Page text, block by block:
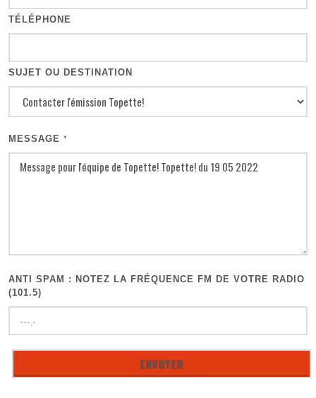
TÉLÉPHONE
SUJET OU DESTINATION
MESSAGE *
ANTI SPAM : NOTEZ LA FRÉQUENCE FM DE VOTRE RADIO
(101.5)